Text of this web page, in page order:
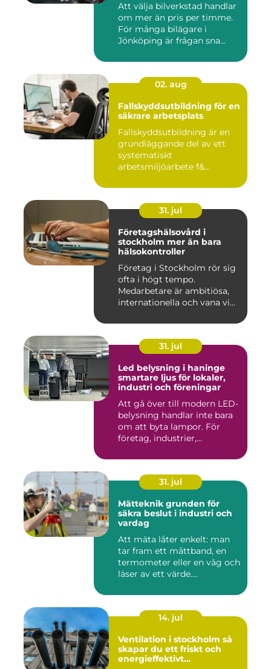
Att välja bilverkstad handlar
om mer än pris per timme.
För många bilägare i
Jönköping är frågan sna...
02. aug
Fallskyddsutbildning för en
säkrare arbetsplats
Fallskyddsutbildning är en
grundläggande del av ett
systematiskt
arbetsmiljöarbete f&...
31. jul
Företagshälsovård i
stockholm mer än bara
hälsokontroller
Företag i Stockholm rör sig
ofta i högt tempo.
Medarbetare är ambitiösa,
internationella och vana vi...
31. jul
Led belysning i haninge
smartare ljus för lokaler,
industri och föreningar
Att gå över till modern LED-
belysning handlar inte bara
om att byta lampor. För
företag, industrier,...
31. jul
Mätteknik grunden för
säkra beslut i industri och
vardag
Att mäta låter enkelt: man
tar fram ett måttband, en
termometer eller en våg och
läser av ett värde....
14. jul
Ventilation i stockholm så
skapar du ett friskt och
energieffektivt